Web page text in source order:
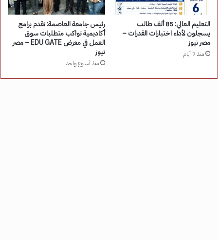
التعليم العالي: 85 ألف طالب
يسجلون لأداء اختبارات القدرات –
مصر نيوز
منذ 7 أيام
رئيس جامعة العاصمة: نقدم برامج
أكاديمية تواكب متطلبات سوق
العمل في معرض EDU GATE – مصر
نيوز
منذ أسبوع واحد